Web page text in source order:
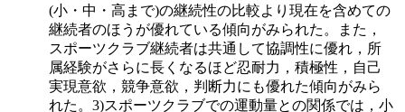
(小・中・高まで)の継続性の比較より現在を含めての
継続者のほうが優れている傾向がみられた。また，
スポーツクラブ継続者は共通して協調性に優れ，所
属経験がさらに長くなるほど忍耐力，積極性，自己
実現意欲，競争意欲，判断力にも優れた傾向がみら
れた。3)スポーツクラブでの運動量との関係では，小